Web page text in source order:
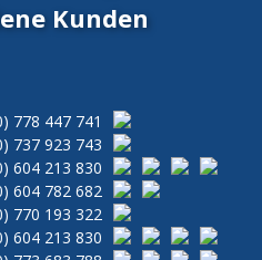
Kunden
778 447 741
737 923 743
604 213 830
604 782 682
770 193 322
604 213 830